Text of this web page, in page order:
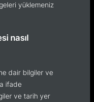
yüklemeniz
nasıl
dair bilgiler ve
ifade
ve tarih yer